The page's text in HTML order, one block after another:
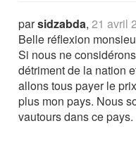
parsidzabda,21 avril
Belle réflexion
Si nous ne
détriment de la nation
allons tous payer le
plus mon pays. Nous
vautours dans ce pays.